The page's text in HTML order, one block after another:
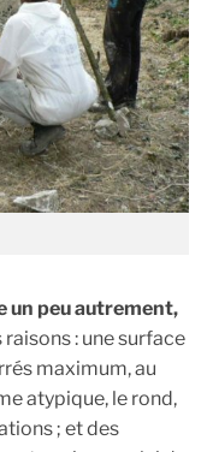
un peu autrement,
: une surface
maximum, au
atypique, le rond,
; et des